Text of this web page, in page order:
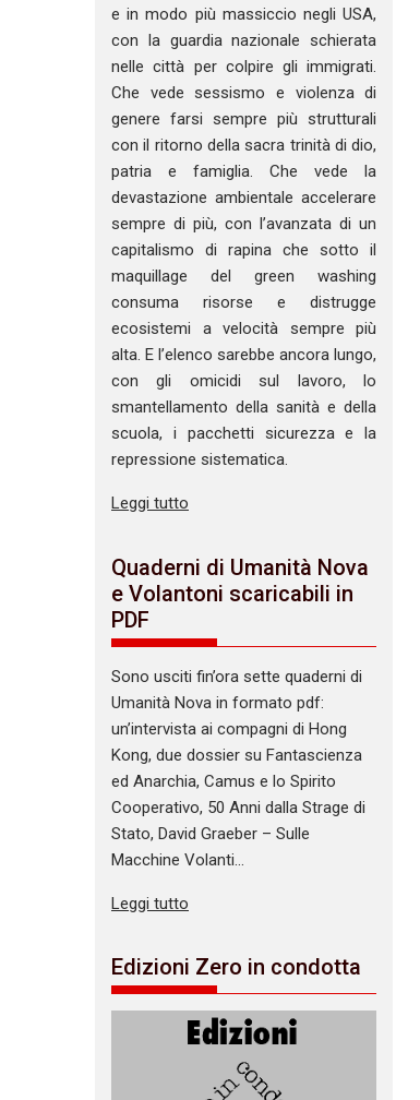
e in modo più massiccio negli USA,
con la guardia nazionale schierata
nelle città per colpire gli immigrati.
Che vede sessismo e violenza di
genere farsi sempre più strutturali
con il ritorno della sacra trinità di dio,
patria e famiglia. Che vede la
devastazione ambientale accelerare
sempre di più, con l’avanzata di un
capitalismo di rapina che sotto il
maquillage del green washing
consuma risorse e distrugge
ecosistemi a velocità sempre più
alta. E l’elenco sarebbe ancora lungo,
con gli omicidi sul lavoro, lo
smantellamento della sanità e della
scuola, i pacchetti sicurezza e la
repressione sistematica.
Leggi tutto
Quaderni di Umanità Nova
e Volantoni scaricabili in
PDF
Sono usciti fin’ora sette quaderni di
Umanità Nova in formato pdf:
un’intervista ai compagni di Hong
Kong, due dossier su Fantascienza
ed Anarchia, Camus e lo Spirito
Cooperativo, 50 Anni dalla Strage di
Stato, David Graeber – Sulle
Macchine Volanti…
Leggi tutto
Edizioni Zero in condotta